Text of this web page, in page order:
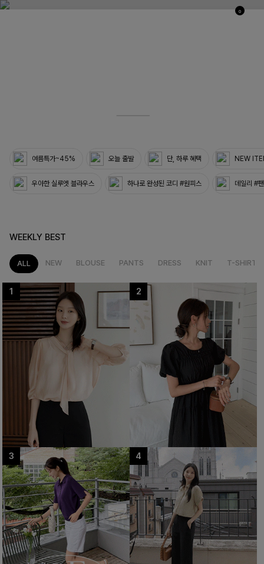
0
여름특가~45% 오늘 출발 단, 하루 혜택 NEW
우아한 실루엣 블라우스 하나로 완성된 코디 #원피스 데일리 #
WEEKLY BEST
ALL NEW BLOUSE PANTS DRESS KNIT T-SHIRT